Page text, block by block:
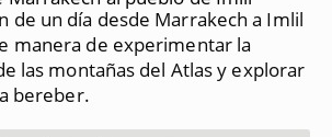
de un día desde Marrakech a Imlil
manera de experimentar la
las montañas del Atlas y explorar
bereber.